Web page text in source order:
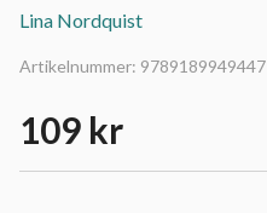
Lina Nordquist
Artikelnummer: 9789189949447
109 kr